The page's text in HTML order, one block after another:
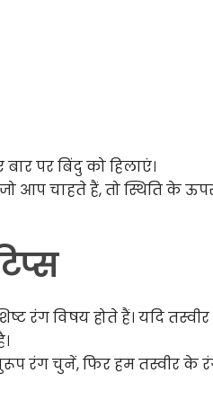
पर बिंदु को हिलाएं।
आप चाहते हैं, तो स्थिति के
रंग विषय होते हैं। यदि
रंग चुनें, फिर हम तस्वीर के